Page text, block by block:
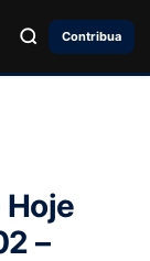
Contribua
Hoje
–